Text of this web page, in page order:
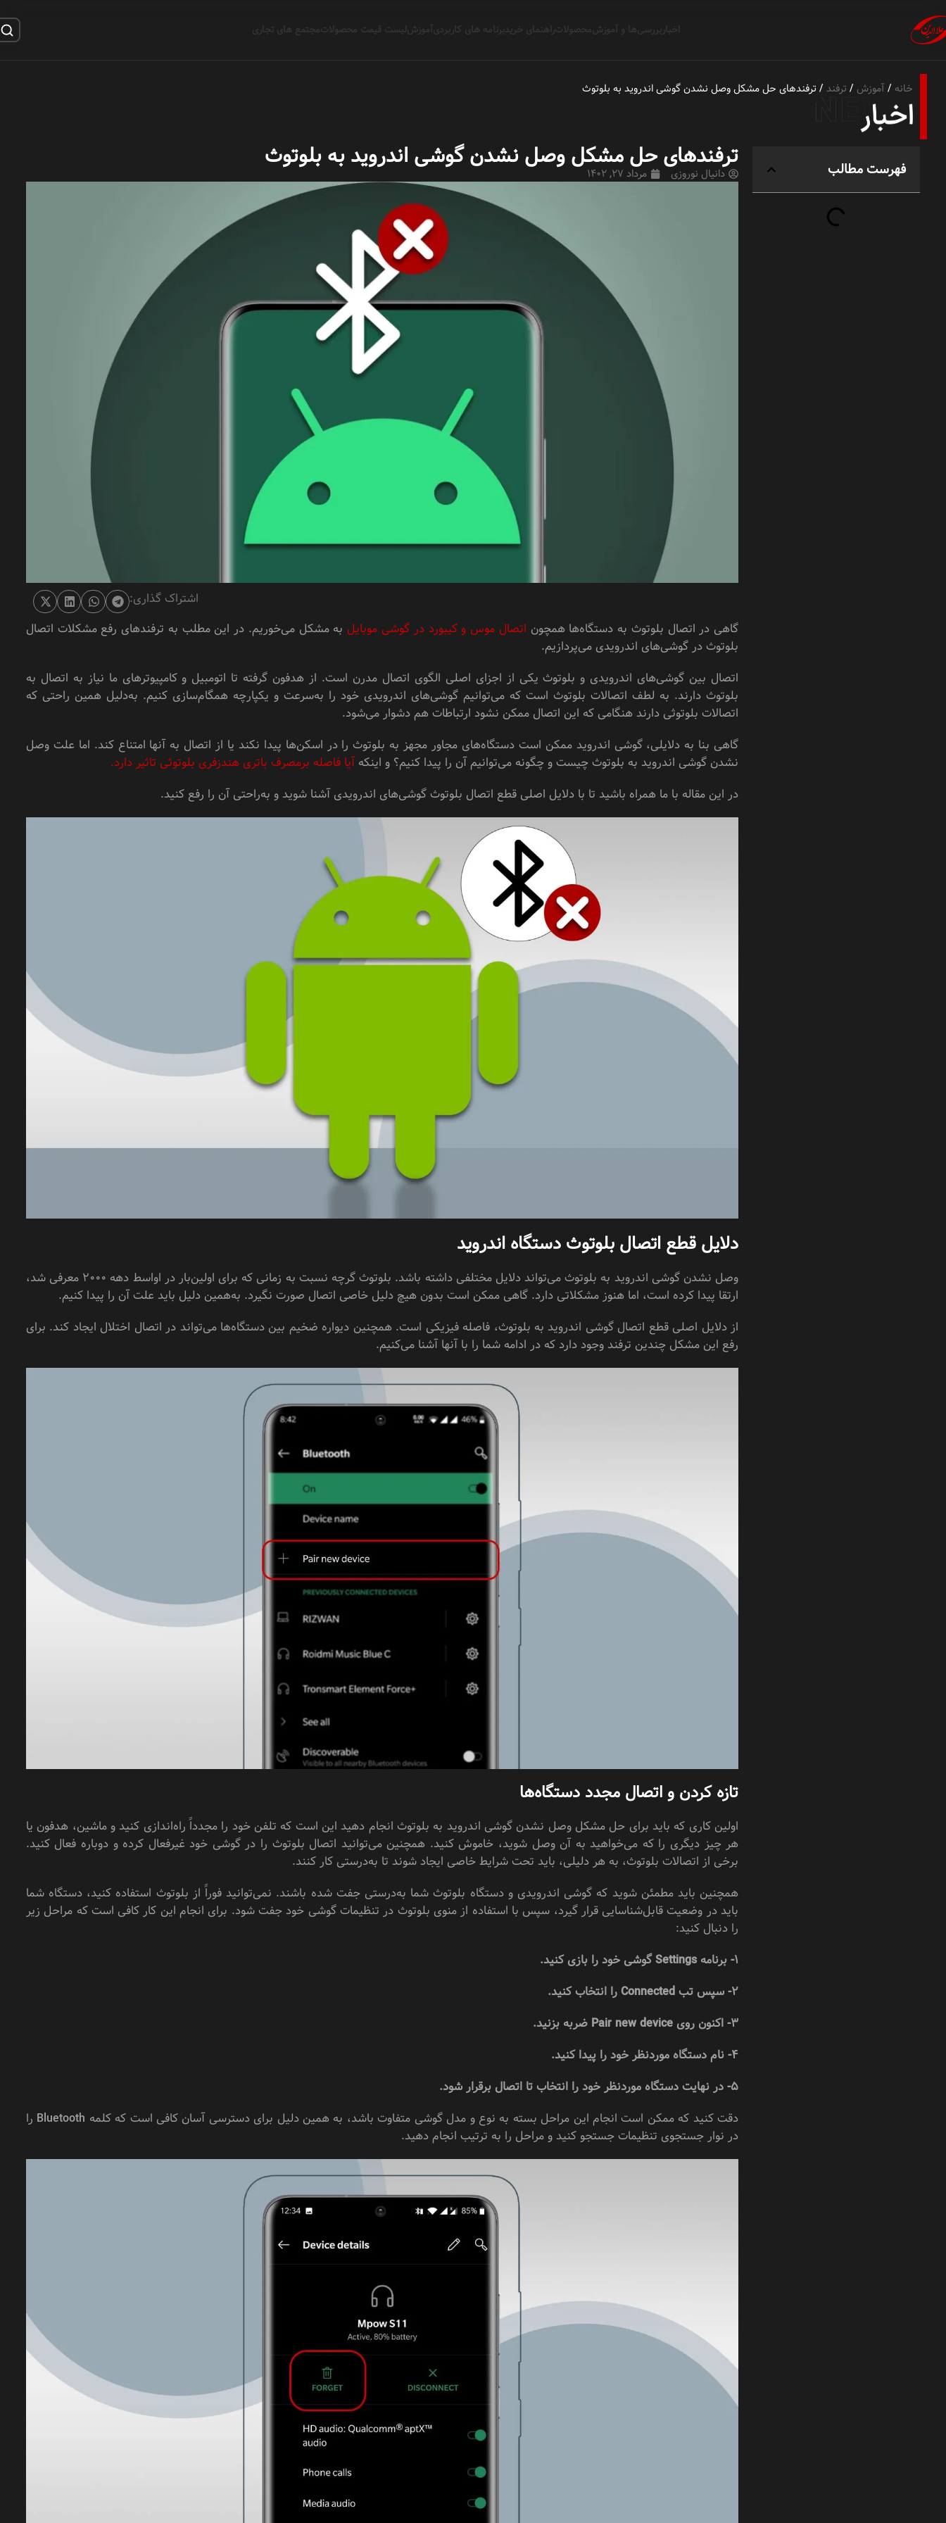
اخبار بررسی‌ها و آموزش محصولاتراهنمای خرید برنامه های کاربردی آموزش لیست قیمت محصولاتمجتمع های تجاری
خانه آموزش ترفند ترفندهای حل مشکل وصل نشدن گوشی اندروید به بلوتوث
فهرست مطالب ترفندهای حل مشکل وصل نشدن گوشی اندروید به بلوتوث
دانیال نوروزی مرداد 27, 1402
اشتراک گذاری:
گاهی در اتصال بلوتوث به دستگاه‌ها همچون اتصال موس و کیبورد در گوشی موبایل به مشکل می‌خوریم. در این مطلب به ترفند‌های رفع مشکلات اتصال
بلوتوث در گوشی‌های اندرویدی می‌پردازیم.
اتصال بین گوشی‌های اندرویدی و بلوتوث یکی از اجزای اصلی الگوی اتصال مدرن است. از هدفون گرفته تا اتومبیل و کامپیوترهای ما نیاز به اتصال به
بلوتوث دارند. به لطف اتصالات بلوتوث است که می‌توانیم گوشی‌های اندرویدی خود را به‌سرعت و یکپارچه همگام‌سازی کنیم. به‌دلیل همین راحتی که
اتصالات بلوتوثی دارند هنگامی که این اتصال ممکن نشود ارتباطات هم دشوار می‌شود.
گاهی بنا به دلایلی، گوشی اندروید ممکن است دستگاه‌های مجاور مجهز به بلوتوث را در اسکن‌ها پیدا نکند یا از اتصال به آنها امتناع کند. اما علت وصل
نشدن گوشی اندروید به بلوتوث چیست و چگونه می‌توانیم آن را پیدا کنیم؟ و اینکهآیا فاصله برمصرف باتری هندزفری بلوتوثی تاثیر دارد.
در این مقاله با ما همراه باشید تا با دلایل اصلی قطع اتصال بلوتوث گوشی‌های اندرویدی آشنا شوید و به‌راحتی آن را رفع کنید.
دلایل قطع اتصال بلوتوث دستگاه اندروید
وصل نشدن گوشی اندروید به بلوتوث می‌تواند دلایل مختلفی داشته باشد. بلوتوث گرچه نسبت به زمانی که برای اولین‌بار در اواسط دهه ۲۰۰۰ معرفی شد،
ارتقا پیدا کرده است، اما هنوز مشکلاتی دارد. گاهی ممکن است بدون هیچ دلیل خاصی اتصال صورت نگیرد. به‌همین دلیل باید علت آن را پیدا کنیم.
از دلایل اصلی قطع اتصال گوشی اندروید به بلوتوث، فاصله فیزیکی است. همچنین دیواره ضخیم بین دستگاه‌ها می‌تواند در اتصال اختلال ایجاد کند. برای
رفع این مشکل چندین ترفند وجود دارد که در ادامه شما را با آنها آشنا می‌کنیم.
تازه کردن و اتصال مجدد دستگاه‌ها
اولین کاری که باید برای حل مشکل وصل نشدن گوشی اندروید به بلوتوث انجام دهید این است که تلفن خود را مجدداً راه‌اندازی کنید و ماشین، هدفون یا
هر چیز دیگری را که می‌خواهید به آن وصل شوید، خاموش کنید. همچنین می‌توانید اتصال بلوتوث را در گوشی خود غیرفعال کرده و دوباره فعال کنید.
برخی از اتصالات بلوتوث، به هر دلیلی، باید تحت شرایط خاصی ایجاد شوند تا به‌درستی کار کنند.
همچنین باید مطمئن شوید که گوشی اندرویدی و دستگاه بلوتوث شما به‌درستی جفت شده باشند. نمی‌توانید فوراً از بلوتوث استفاده کنید، دستگاه شما
باید در وضعیت قابل‌شناسایی قرار گیرد، سپس با استفاده از منوی بلوتوث در تنظیمات گوشی خود جفت شود. برای انجام این کار کافی است که مراحل زیر
را دنبال کنید:
1- برنامه Settings گوشی خود را بازی کنید.
2- سپس تب Connected را انتخاب کنید.
3- اکنون روی Pair new device ضربه بزنید.
4- نام دستگاه موردنظر خود را پیدا کنید.
5- در نهایت دستگاه موردنظر خود را انتخاب تا اتصال برقرار شود.
دقت کنید که ممکن است انجام این مراحل بسته به نوع و مدل گوشی متفاوت باشد، به همین دلیل برای دسترسی آسان کافی است که کلمه Bluetooth را
در نوار جستجوی تنظیمات جستجو کنید و مراحل را به ترتیب انجام دهید.